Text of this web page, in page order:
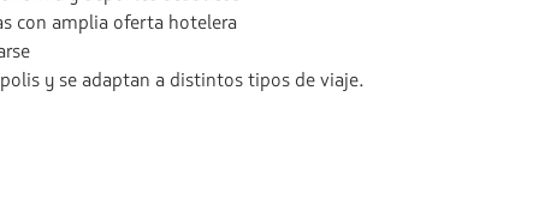
con amplia oferta hotelera
y se adaptan a distintos tipos de viaje.